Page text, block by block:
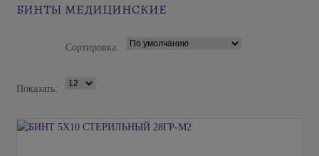
БИНТЫ МЕДИЦИНСКИЕ
Сортировка:
Показать: